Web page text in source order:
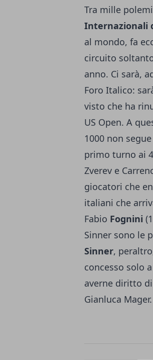
Tra mille
Internazionali
al mondo, fa
circuito
anno. Ci sarà,
Foro Italico:
visto che ha
US Open. A
1000 non
primo turno ai
Zverev e
giocatori che
italiani che
Fabio Fognini
Sinner sono le
Sinner,
concesso solo
averne diritto
Gianluca Mager.